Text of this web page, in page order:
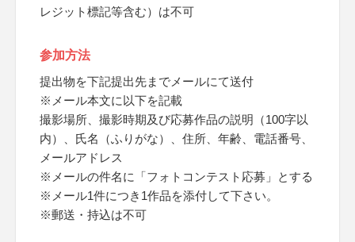
レジット標記等含む）は不可
参加方法
提出物を下記提出先までメールにて送付
※メール本文に以下を記載
撮影場所、撮影時期及び応募作品の説明（100字以
内）、氏名（ふりがな）、住所、年齢、電話番号、
メールアドレス
※メールの件名に「フォトコンテスト応募」とする
※メール1件につき1作品を添付して下さい。
※郵送・持込は不可